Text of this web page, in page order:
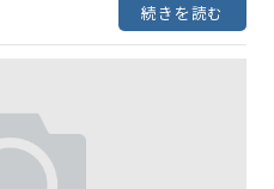
続きを読む